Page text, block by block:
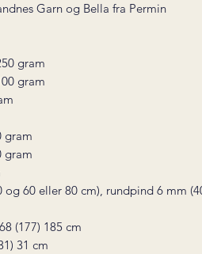
Garn og Bella fra Permin
gram
gram
gram
gram
og 60 eller 80 cm), rundpind 6 mm
(177) 185 cm
31 cm